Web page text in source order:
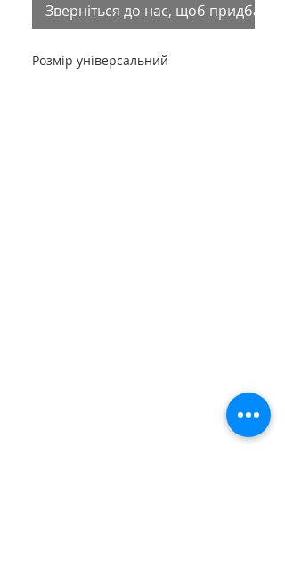
Зверніться до нас, щоб придбати
Розмір універсальний